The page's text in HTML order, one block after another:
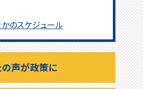
のスケジュール
声が政策に